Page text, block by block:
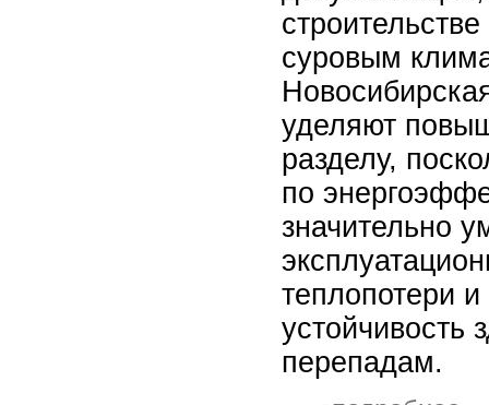
суровым
уделяют
разделу,
по
значительно
теплопотери
устойчивость
перепадам.